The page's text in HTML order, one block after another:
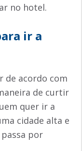
no hotel.
ir a
de acordo com
de curtir
quer ir a
cidade alta e
por